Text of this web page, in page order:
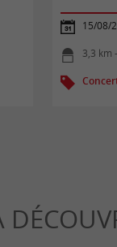
15/08/
3,3 km